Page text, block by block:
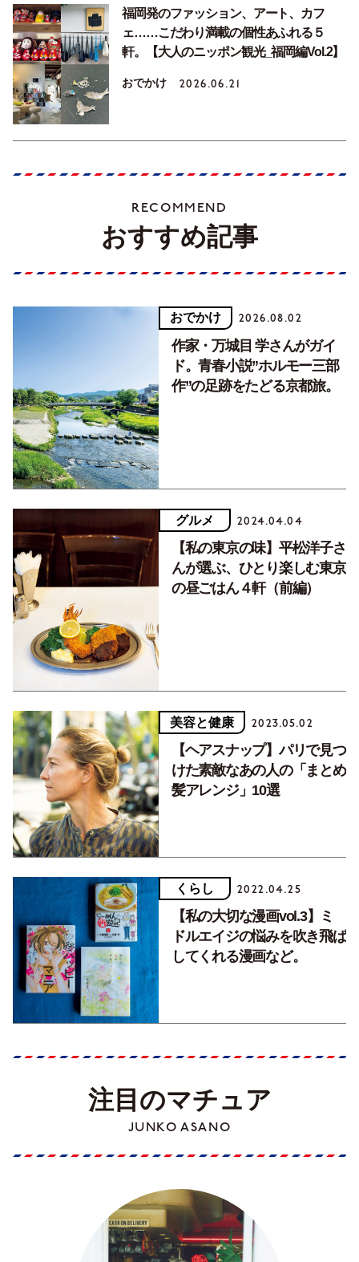
福岡発のファッション、アート、カフ
ェ……こだわり満載の個性あふれる５
軒。【大人のニッポン観光_福岡編Vol.2】
おでかけ 2026.06.21
RECOMMEND
おすすめ記事
おでかけ 2026.08.02
作家・万城目 学さんがガイ
ド。青春小説”ホルモー三部
作”の足跡をたどる京都旅。
グルメ 2024.04.04
【私の東京の味】平松洋子さ
んが選ぶ、ひとり楽しむ東京
の昼ごはん４軒（前編）
美容と健康 2023.05.02
【ヘアスナップ】パリで見つ
けた素敵なあの人の「まとめ
髪アレンジ」10選
くらし 2022.04.25
【私の大切な漫画vol.3】ミ
ドルエイジの悩みを吹き飛ば
してくれる漫画など。
注目のマチュア
JUNKO ASANO